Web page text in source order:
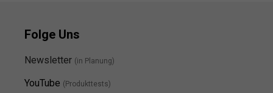
Folge Uns
Newsletter (in Planung)
YouTube (Produkttests)